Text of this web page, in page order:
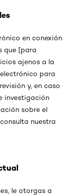
en conexión
que [para
ajenos a la
para
y, en caso
investigación
sobre el
nuestra
le otorgas a